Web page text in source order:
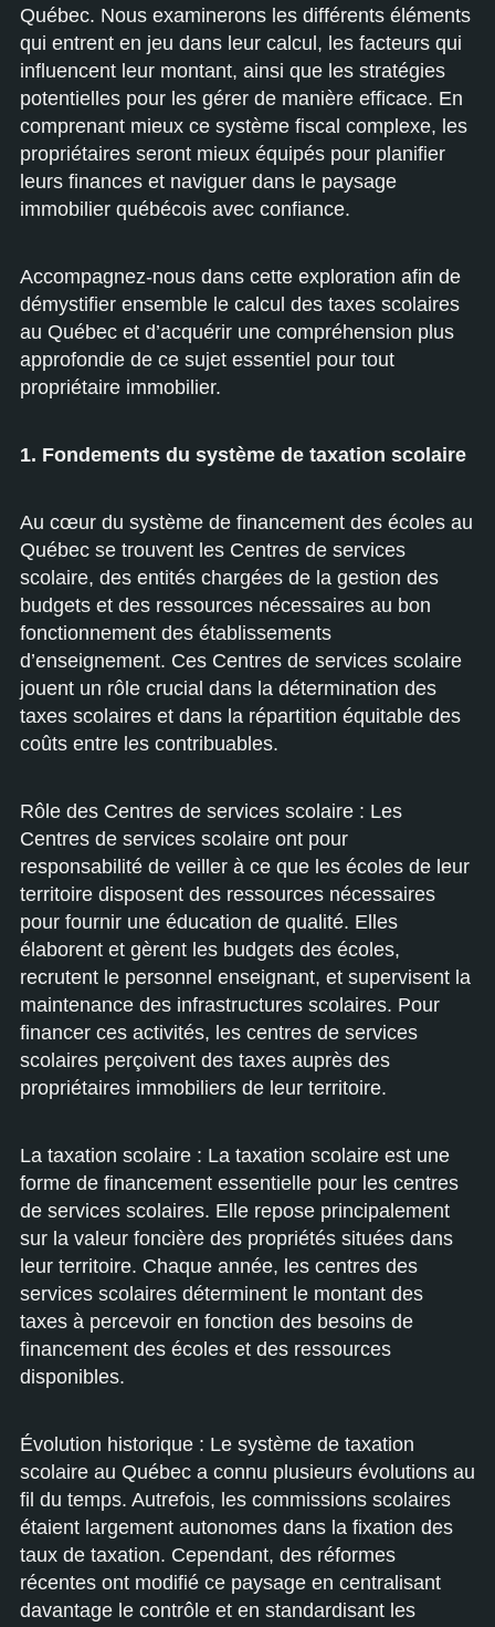
Québec. Nous examinerons les différents éléments
qui entrent en jeu dans leur calcul, les facteurs qui
influencent leur montant, ainsi que les stratégies
potentielles pour les gérer de manière efficace. En
comprenant mieux ce système fiscal complexe, les
propriétaires seront mieux équipés pour planifier
leurs finances et naviguer dans le paysage
immobilier québécois avec confiance.
Accompagnez-nous dans cette exploration afin de
démystifier ensemble le calcul des taxes scolaires
au Québec et d’acquérir une compréhension plus
approfondie de ce sujet essentiel pour tout
propriétaire immobilier.
1. Fondements du système de taxation scolaire
Au cœur du système de financement des écoles au
Québec se trouvent les Centres de services
scolaire, des entités chargées de la gestion des
budgets et des ressources nécessaires au bon
fonctionnement des établissements
d’enseignement. Ces Centres de services scolaire
jouent un rôle crucial dans la détermination des
taxes scolaires et dans la répartition équitable des
coûts entre les contribuables.
Rôle des Centres de services scolaire : Les
Centres de services scolaire ont pour
responsabilité de veiller à ce que les écoles de leur
territoire disposent des ressources nécessaires
pour fournir une éducation de qualité. Elles
élaborent et gèrent les budgets des écoles,
recrutent le personnel enseignant, et supervisent la
maintenance des infrastructures scolaires. Pour
financer ces activités, les centres de services
scolaires perçoivent des taxes auprès des
propriétaires immobiliers de leur territoire.
La taxation scolaire : La taxation scolaire est une
forme de financement essentielle pour les centres
de services scolaires. Elle repose principalement
sur la valeur foncière des propriétés situées dans
leur territoire. Chaque année, les centres des
services scolaires déterminent le montant des
taxes à percevoir en fonction des besoins de
financement des écoles et des ressources
disponibles.
Évolution historique : Le système de taxation
scolaire au Québec a connu plusieurs évolutions au
fil du temps. Autrefois, les commissions scolaires
étaient largement autonomes dans la fixation des
taux de taxation. Cependant, des réformes
récentes ont modifié ce paysage en centralisant
davantage le contrôle et en standardisant les